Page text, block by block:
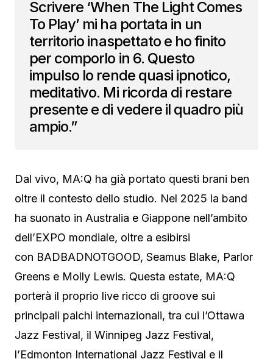
Scrivere ‘When The Light Comes
To Play’ mi ha portata in un
territorio inaspettato e ho finito
per comporlo in 6. Questo
impulso lo rende quasi ipnotico,
meditativo. Mi ricorda di restare
presente e di vedere il quadro più
ampio.”
Dal vivo, MA:Q ha già portato questi brani ben
oltre il contesto dello studio. Nel 2025 la band
ha suonato in Australia e Giappone nell’ambito
dell’EXPO mondiale, oltre a esibirsi
con BADBADNOTGOOD, Seamus Blake, Parlor
Greens e Molly Lewis. Questa estate, MA:Q
porterà il proprio live ricco di groove sui
principali palchi internazionali, tra cui l’Ottawa
Jazz Festival, il Winnipeg Jazz Festival,
l’Edmonton International Jazz Festival e il